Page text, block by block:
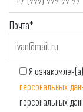
Почта*
Я
персональных
персональных